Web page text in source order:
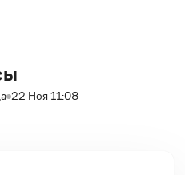
22 Ноя 11:08